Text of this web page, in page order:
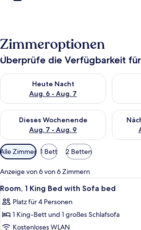
Zimmeroptionen
Überprüfe die Verfügbarkeit
Heute Nacht
Aug. 6 - Aug. 7
Überprüfe die Verfügbarkeit für heute
Dieses Wochenende
Aug. 7 - Aug. 9
Überprüfe die Verfügbarkeit für dieses
Verfügbare
Filter
für
Zimmer
Alle Zimmer 1 Bett 2 Betten
Anzeige von 6 von 6 Zimmern
Alle
Fotos
für
Room,
Ein
7
Room, 1 King Bed with Sofa bed
Platz für 4 Personen
1 King-Bett und 1 großes Schlafsofa
Kostenloses WLAN